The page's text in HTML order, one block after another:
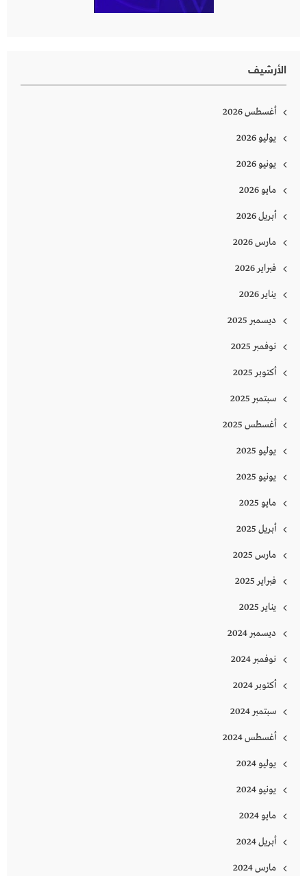
الأرشيف
أغسطس 2026
يوليو 2026
يونيو 2026
مايو 2026
أبريل 2026
مارس 2026
فبراير 2026
يناير 2026
ديسمبر 2025
نوفمبر 2025
أكتوبر 2025
سبتمبر 2025
أغسطس 2025
يوليو 2025
يونيو 2025
مايو 2025
أبريل 2025
مارس 2025
فبراير 2025
يناير 2025
ديسمبر 2024
نوفمبر 2024
أكتوبر 2024
سبتمبر 2024
أغسطس 2024
يوليو 2024
يونيو 2024
مايو 2024
أبريل 2024
مارس 2024